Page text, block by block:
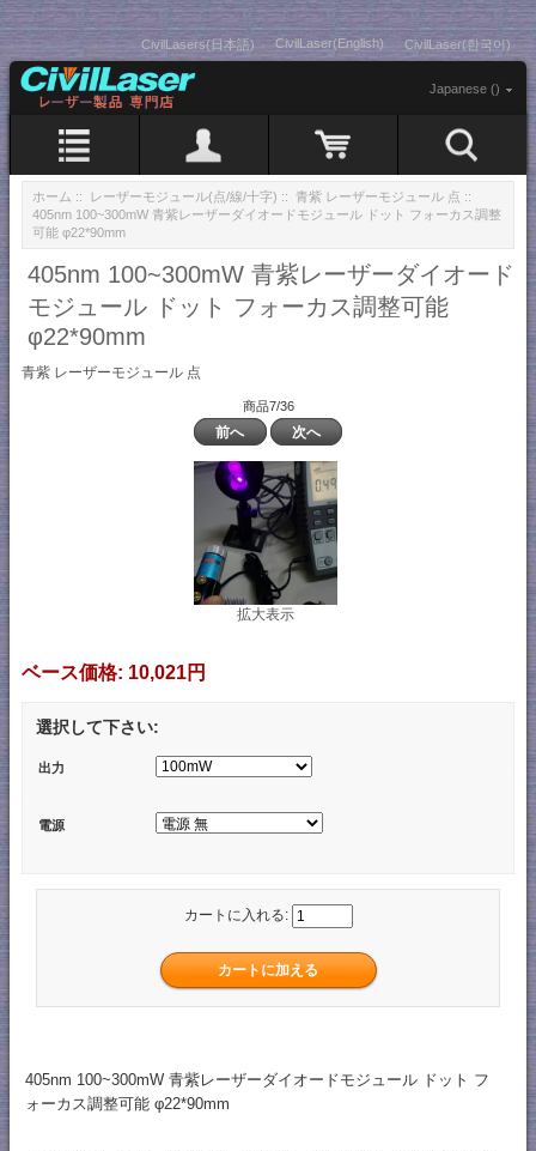
CivilLasers(日本語) CivilLaser(English) CivilLaser(한국어)
Japanese ()
ホーム :: レーザーモジュール(点/線/十字) :: 青紫 レーザーモジュール 点 ::
405nm 100~300mW 青紫レーザーダイオードモジュール ドット フォーカス調整
可能 φ22*90mm
405nm 100~300mW 青紫レーザーダイオード
モジュール ドット フォーカス調整可能
φ22*90mm
青紫 レーザーモジュール 点
商品7/36
前へ 次へ
拡大表示
ベース価格: 10,021円
選択して下さい:
出力
電源
カートに入れる:
405nm 100~300mW 青紫レーザーダイオードモジュール ドット フ
ォーカス調整可能 φ22*90mm